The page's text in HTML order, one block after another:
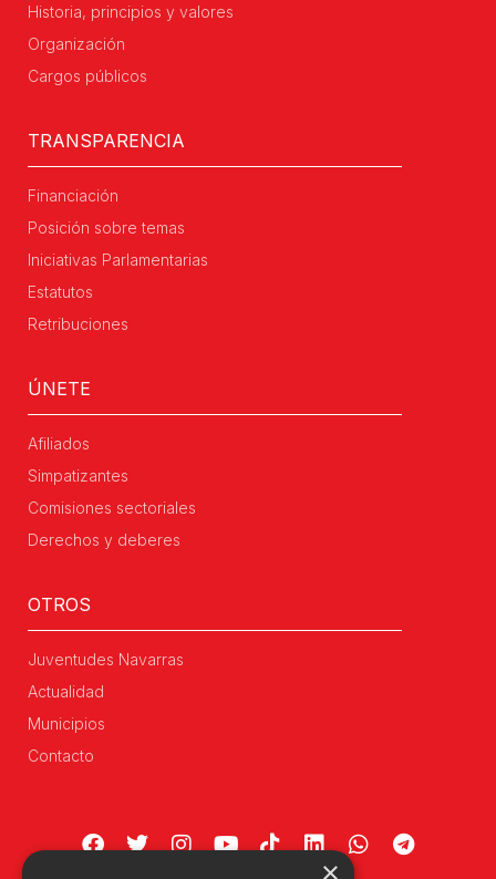
Historia, principios y valores
Organización
Cargos públicos
TRANSPARENCIA
Financiación
Posición sobre temas
Iniciativas Parlamentarias
Estatutos
Retribuciones
ÚNETE
Afiliados
Simpatizantes
Comisiones sectoriales
Derechos y deberes
OTROS
Juventudes Navarras
Actualidad
Municipios
Contacto